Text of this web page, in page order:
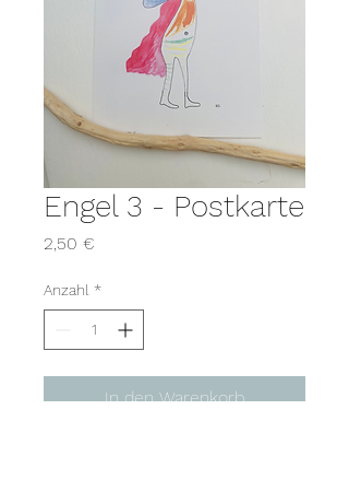
Engel 3 - Postkarte
2,50 €
Anzahl *
In den Warenkorb